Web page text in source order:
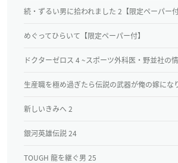
続・ずるい男に拾われました 2【限定ペーパー付
めぐってひらいて【限定ペーパー付】
ドクターゼロス 4 ~スポーツ外科医・野並社の
生産職を極め過ぎたら伝説の武器が俺の嫁にな
新しいきみへ 2
銀河英雄伝説 24
TOUGH 龍を継ぐ男 25